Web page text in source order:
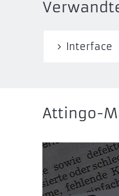
Interface
Attingo-